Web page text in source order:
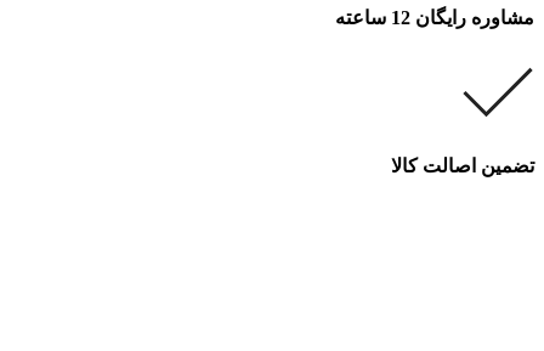
مشاوره رایگان 12 ساعته
تضمین اصالت کالا